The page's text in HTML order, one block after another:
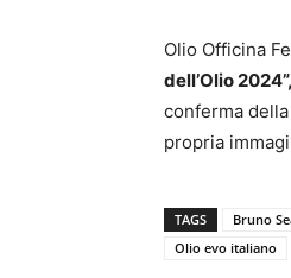
Olio Officina
dell’Olio 2024”,
conferma
propria
TAGS Bruno
Olio evo italiano